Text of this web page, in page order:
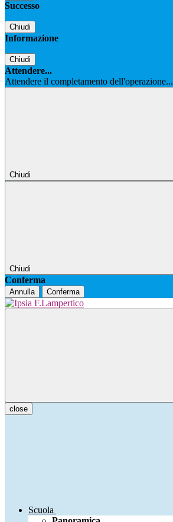
Successo
Chiudi
Informazione
Chiudi
Attendere...
Attendere il completamento dell'operazione...
Chiudi
Chiudi
Conferma
Annulla Conferma
close
Scuola